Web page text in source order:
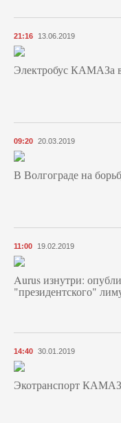
21:16 13.06.2019
Электробус КАМАЗа
09:20 20.03.2019
В Волгограде на
11:00 19.02.2019
Aurus изнутри:
"президентского"
14:40 30.01.2019
Экотранспорт